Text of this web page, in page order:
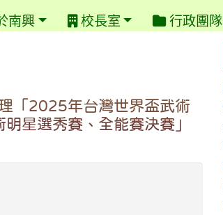
南興 校長室 行政團隊
「2025年台灣世界盃武術
星選秀賽、全能賽決賽」